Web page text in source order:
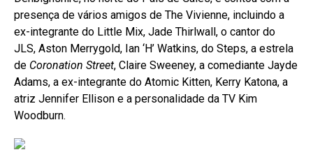
presença de vários amigos de The Vivienne, incluindo a
ex-integrante do Little Mix, Jade Thirlwall, o cantor do
JLS, Aston Merrygold, Ian ‘H’ Watkins, do Steps, a estrela
de Coronation Street, Claire Sweeney, a comediante Jayde
Adams, a ex-integrante do Atomic Kitten, Kerry Katona, a
atriz Jennifer Ellison e a personalidade da TV Kim
Woodburn.